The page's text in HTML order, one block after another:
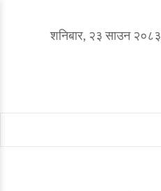
शनिबार, २३ साउन २०८३